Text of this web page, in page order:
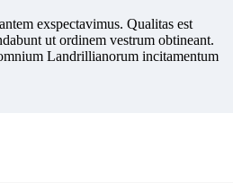
exspectavimus. Qualitas est
ut ordinem vestrum obtineant.
Landrillianorum incitamentum